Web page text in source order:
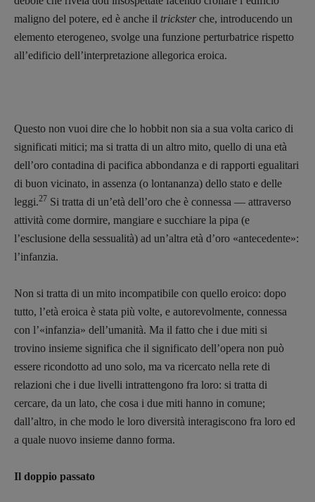
maligno del potere, ed è anche il trickster che, introducendo un
elemento eterogeneo, svolge una funzione perturbatrice rispetto
all’edificio dell’interpretazione allegorica eroica.
Questo non vuoi dire che lo hobbit non sia a sua volta carico di
significati mitici; ma si tratta di un altro mito, quello di una età
dell’oro contadina di pacifica abbondanza e di rapporti egualitari
di buon vicinato, in assenza (o lontananza) dello stato e delle
leggi.27 Si tratta di un’età dell’oro che è connessa — attraverso
attività come dormire, mangiare e succhiare la pipa (e
l’esclusione della sessualità) ad un’altra età d’oro «antecedente»:
l’infanzia.
Non si tratta di un mito incompatibile con quello eroico: dopo
tutto, l’età eroica è stata più volte, e autorevolmente, connessa
con l’«infanzia» dell’umanità. Ma il fatto che i due miti si
trovino insieme significa che il significato dell’opera non può
essere ricondotto ad uno solo, ma va ricercato nella rete di
relazioni che i due livelli intrattengono fra loro: si tratta di
cercare, da un lato, che cosa i due miti hanno in comune;
dall’altro, in che modo le loro diversità interagiscono fra loro ed
a quale nuovo insieme danno forma.
Il doppio passato